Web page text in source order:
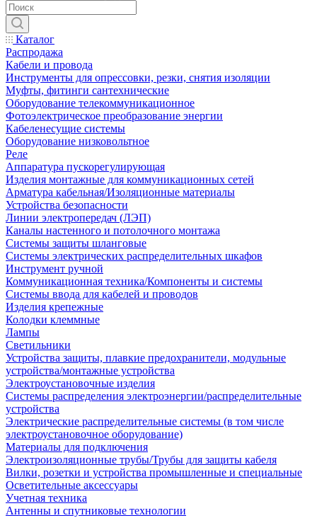
Каталог
Распродажа
Кабели и провода
Инструменты для опрессовки, резки, снятия изоляции
Муфты, фитинги сантехнические
Оборудование телекоммуникационное
Фотоэлектрическое преобразование энергии
Кабеленесущие системы
Оборудование низковольтное
Реле
Аппаратура пускорегулирующая
Изделия монтажные для коммуникационных сетей
Арматура кабельная/Изоляционные материалы
Устройства безопасности
Линии электропередач (ЛЭП)
Каналы настенного и потолочного монтажа
Системы защиты шланговые
Системы электрических распределительных шкафов
Инструмент ручной
Коммуникационная техника/Компоненты и системы
Системы ввода для кабелей и проводов
Изделия крепежные
Колодки клеммные
Лампы
Светильники
Устройства защиты, плавкие предохранители, модульные
устройства/монтажные устройства
Электроустановочные изделия
Системы распределения электроэнергии/распределительные
устройства
Электрические распределительные системы (в том числе
электроустановочное оборудование)
Материалы для подключения
Электроизоляционные трубы/Трубы для защиты кабеля
Вилки, розетки и устройства промышленные и специальные
Осветительные аксессуары
Учетная техника
Антенны и спутниковые технологии